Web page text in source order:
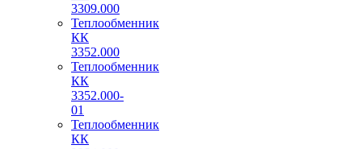
3309.000
Теплообменник
КК
3352.000
Теплообменник
КК
3352.000-
01
Теплообменник
КК